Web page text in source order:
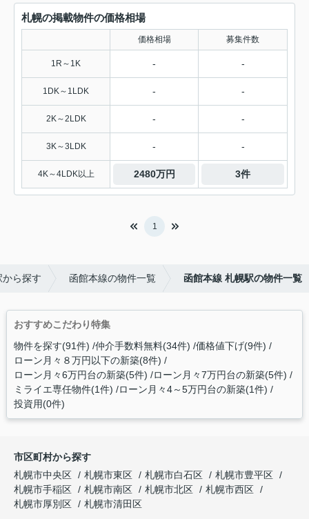
札幌の掲載物件の価格相場
価格相場 募集件数
1R～1K - -
1DK～1LDK - -
2K～2LDK - -
3K～3LDK - -
4K～4LDK以上 2480万円 3件
1
ら探す 函館本線の物件一覧 函館本線 札幌駅の物件一覧
おすすめこだわり特集
物件を探す(91件) 仲介手数料無料(34件) 価格値下げ(9件)
ローン月々８万円以下の新築(8件)
ローン月々6万円台の新築(5件) ローン月々7万円台の新築(5件)
ミライエ専任物件(1件) ローン月々4～5万円台の新築(1件)
投資用(0件)
市区町村から探す
札幌市中央区
札幌市東区 札幌市白石区
札幌市豊平区
札幌市手稲区
札幌市南区 札幌市北区
札幌市西区
札幌市厚別区
札幌市清田区